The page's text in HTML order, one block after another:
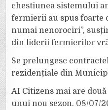
chestiunea sistemului
fermierii au spus foarte
numai nenorociri”,
din liderii fermierilor
Se prelungesc
rezidențiale din
AI Citizens mai are
unui nou sezon. 08/07/